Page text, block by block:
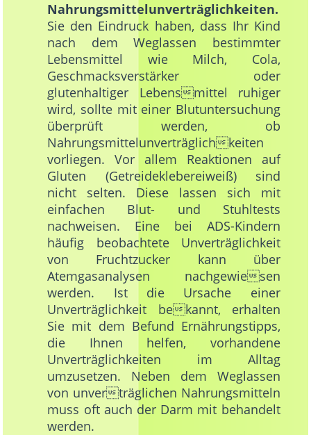
Nahrungsmittelunverträglichkeiten.
Sie den Eindruck haben, dass Ihr Kind
nach dem Weglassen bestimmter
Lebensmittel wie Milch, Cola,
Geschmacksverstärker oder
glutenhaltiger Lebensmittel ruhiger
wird, sollte mit einer Blutuntersuchung
überprüft werden, ob
Nahrungsmittelunverträglichkeiten
vorliegen. Vor allem Reaktionen auf
Gluten (Getreideklebereiweiß) sind
nicht selten. Diese lassen sich mit
einfachen Blut- und Stuhltests
nachweisen. Eine bei ADS-Kindern
häufig beobachtete Unverträglichkeit
von Fruchtzucker kann über
Atemgasanalysen nachgewiesen
werden. Ist die Ursache einer
Unverträglichkeit bekannt, erhalten
Sie mit dem Befund Ernährungstipps,
die Ihnen helfen, vorhandene
Unverträglichkeiten im Alltag
umzusetzen. Neben dem Weglassen
von unverträglichen Nahrungsmitteln
muss oft auch der Darm mit behandelt
werden.